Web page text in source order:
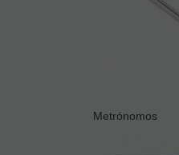
Metrónomos